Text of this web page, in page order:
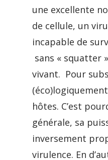
une excellente
de cellule, un
incapable de
sans « squatter
vivant. Pour
hôtes. C’est
générale, sa
inversement
virulence. En